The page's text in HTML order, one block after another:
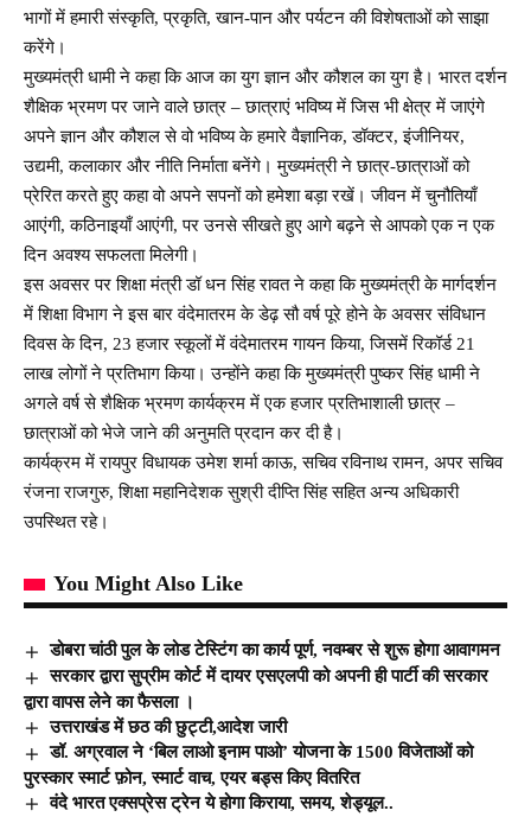
भागों में हमारी संस्कृति, प्रकृति, खान-पान और पर्यटन की विशेषताओं को साझा
करेंगे।
मुख्यमंत्री धामी ने कहा कि आज का युग ज्ञान और कौशल का युग है। भारत दर्शन
शैक्षिक भ्रमण पर जाने वाले छात्र – छात्राएं भविष्य में जिस भी क्षेत्र में जाएंगे
अपने ज्ञान और कौशल से वो भविष्य के हमारे वैज्ञानिक, डॉक्टर, इंजीनियर,
उद्यमी, कलाकार और नीति निर्माता बनेंगे। मुख्यमंत्री ने छात्र-छात्राओं को
प्रेरित करते हुए कहा वो अपने सपनों को हमेशा बड़ा रखें। जीवन में चुनौतियाँ
आएंगी, कठिनाइयाँ आएंगी, पर उनसे सीखते हुए आगे बढ़ने से आपको एक न एक
दिन अवश्य सफलता मिलेगी।
इस अवसर पर शिक्षा मंत्री डॉ धन सिंह रावत ने कहा कि मुख्यमंत्री के मार्गदर्शन
में शिक्षा विभाग ने इस बार वंदेमातरम के डेढ़ सौ वर्ष पूरे होने के अवसर संविधान
दिवस के दिन, 23 हजार स्कूलों में वंदेमातरम गायन किया, जिसमें रिकॉर्ड 21
लाख लोगों ने प्रतिभाग किया। उन्होंने कहा कि मुख्यमंत्री पुष्कर सिंह धामी ने
अगले वर्ष से शैक्षिक भ्रमण कार्यक्रम में एक हजार प्रतिभाशाली छात्र –
छात्राओं को भेजे जाने की अनुमति प्रदान कर दी है।
कार्यक्रम में रायपुर विधायक उमेश शर्मा काऊ, सचिव रविनाथ रामन, अपर सचिव
रंजना राजगुरु, शिक्षा महानिदेशक सुश्री दीप्ति सिंह सहित अन्य अधिकारी
उपस्थित रहे।
You Might Also Like
डोबरा चांठी पुल के लोड टेस्टिंग का कार्य पूर्ण, नवम्बर से शुरू होगा आवागमन
सरकार द्वारा सुप्रीम कोर्ट में दायर एसएलपी को अपनी ही पार्टी की सरकार
द्वारा वापस लेने का फैसला ।
उत्तराखंड में छठ की छुट्टी,आदेश जारी
डॉ. अग्रवाल ने ‘बिल लाओ इनाम पाओ’ योजना के 1500 विजेताओं को
पुरस्कार स्मार्ट फ़ोन, स्मार्ट वाच, एयर बड्स किए वितरित
वंदे भारत एक्सप्रेस ट्रेन ये होगा किराया, समय, शेड्यूल..